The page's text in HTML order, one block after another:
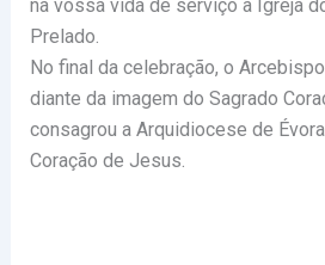
na vossa vida de serviço à Igreja
Prelado.
No final da celebração, o
diante da imagem do Sagrado
consagrou a Arquidiocese de
Coração de Jesus.